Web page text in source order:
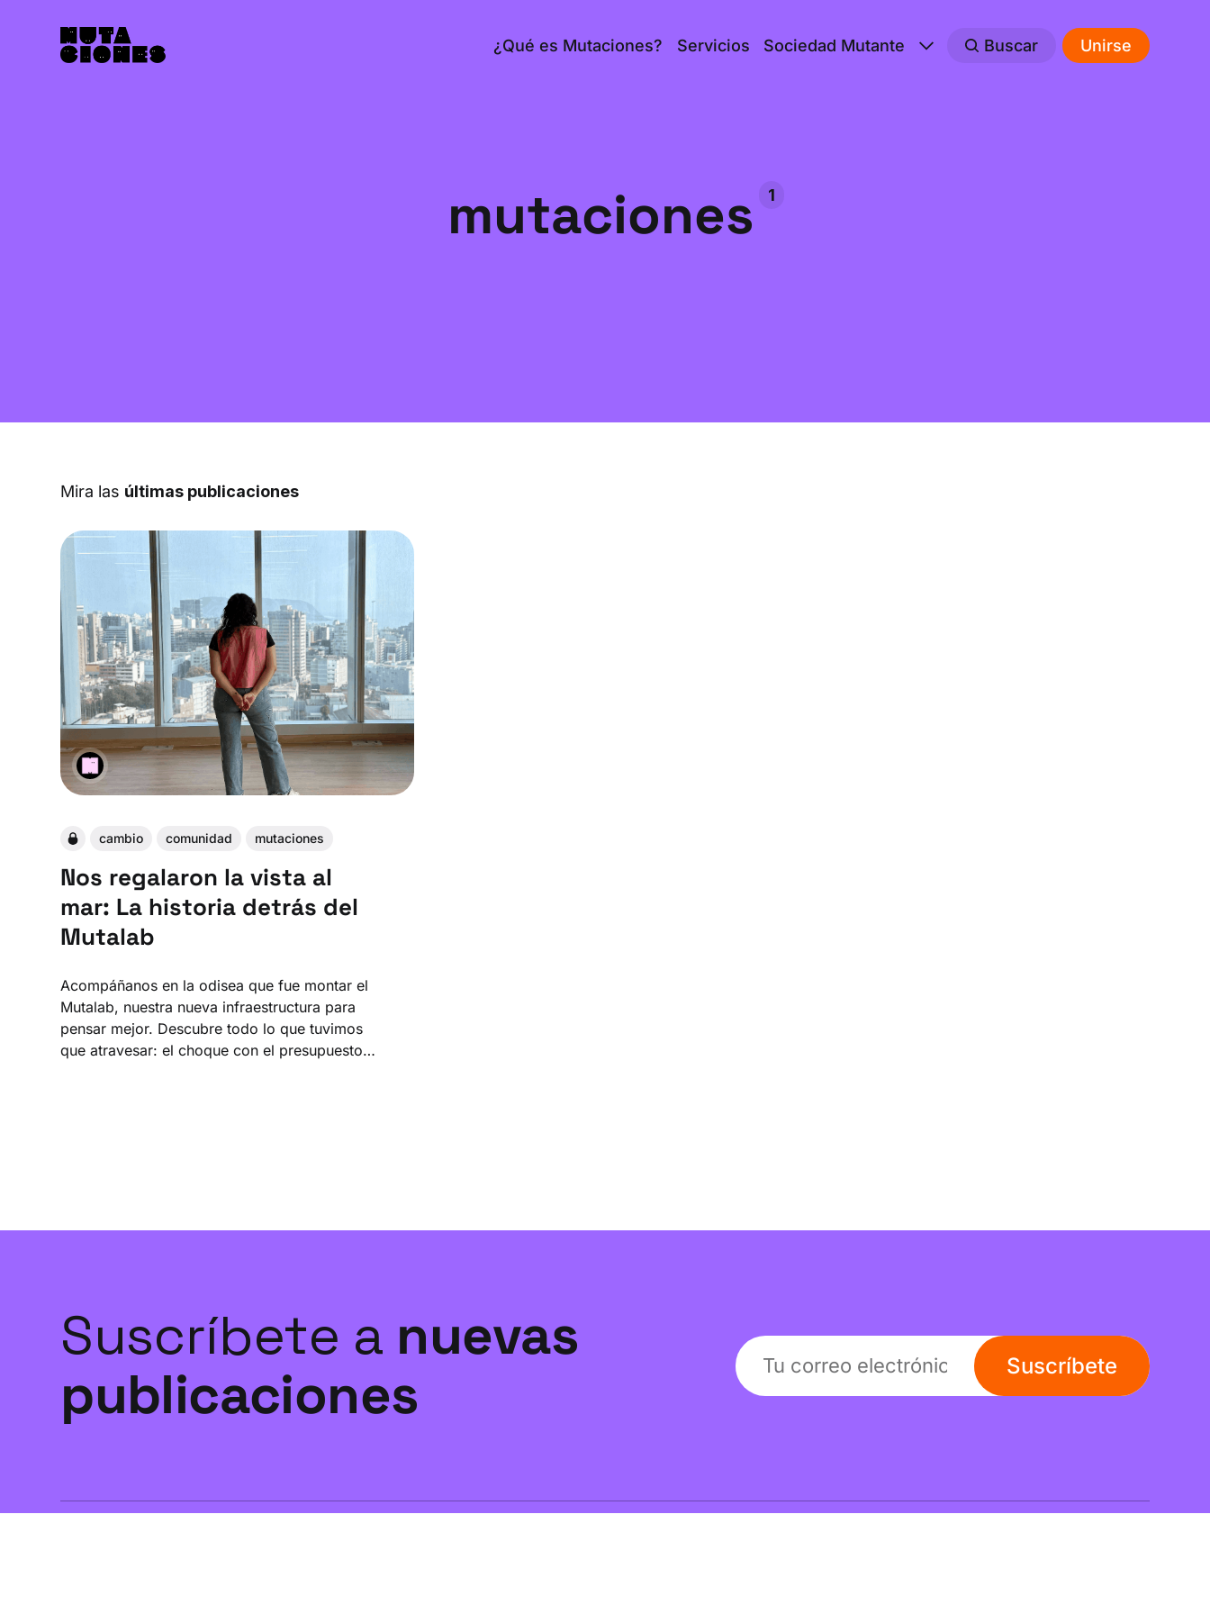
¿Qué es Mutaciones? Servicios Sociedad Mutante Buscar Unirse
mutaciones 1
Mira las últimas publicaciones
cambio comunidad mutaciones
Nos regalaron la vista al
mar: La historia detrás del
Mutalab
Acompáñanos en la odisea que fue montar el
Mutalab, nuestra nueva infraestructura para
pensar mejor. Descubre todo lo que tuvimos
que atravesar: el choque con el presupuesto,
Suscríbete a nuevas
publicaciones
Suscríbete